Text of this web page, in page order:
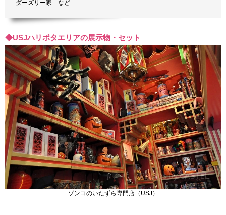
ダーズリー家 など
◆USJハリポタエリアの展示物・セット
ゾンコのいたずら専門店（USJ）